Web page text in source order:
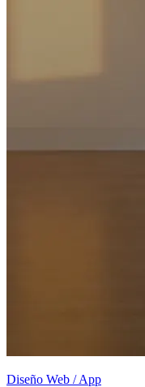
Diseño Web / App